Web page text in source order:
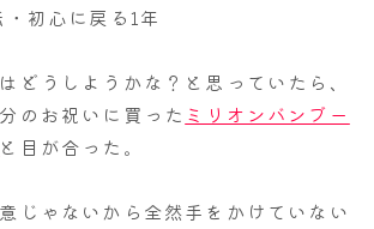
初心に戻る1年
どうしようかな？と思っていたら、
のお祝いに買った ミリオンバンブー
と目が合った。
じゃないから全然手をかけていない